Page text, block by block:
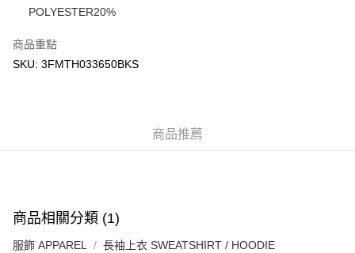
送貨方式
付款後順豐站及營業點
每筆HK$50.00，滿HK$499.00或以上免運費
配送至澳門
POLYESTER20%
商品重點
SKU: 3FMTH033650BKS
商品推薦
商品相關分類 (1)
服飾 APPAREL 長袖上衣 SWEATSHIRT / HOODIE